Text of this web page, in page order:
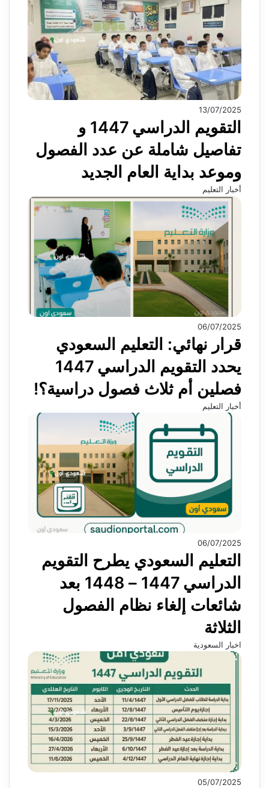
13/07/2025
التقويم الدراسي 1447 و
تفاصيل شاملة عن عدد الفصول
وموعد بداية العام الجديد
أخبار التعليم
06/07/2025
قرار نهائي: التعليم السعودي
يحدد التقويم الدراسي 1447
فصلين أم ثلاث فصول دراسية؟!
أخبار التعليم
06/07/2025
التعليم السعودي يطرح التقويم
الدراسي 1447 – 1448 بعد
شائعات إلغاء نظام الفصول
الثلاثة
اخبار السعودية
05/07/2025